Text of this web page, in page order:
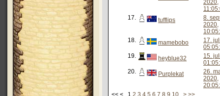
2020,
17.
tufflips
8.
2020,
18.
mamebobo
17.
19.
heyblue32
15.
20.
Purplekat
26.
2020,
<< < 1 2 3 4 5 6 7 8 9 10 > >>